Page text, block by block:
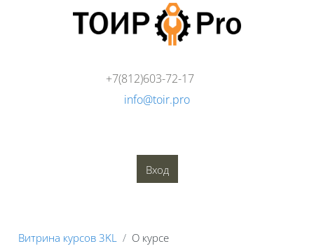
Перейти к основному содержанию
+7(812)603-72-17
info@toir.pro
Вход
Витрина курсов 3KL О курсе